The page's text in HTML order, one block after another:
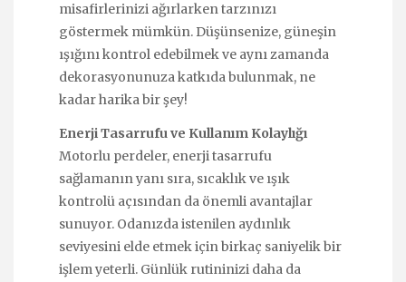
misafirlerinizi ağırlarken tarzınızı
göstermek mümkün. Düşünsenize, güneşin
ışığını kontrol edebilmek ve aynı zamanda
dekorasyonunuza katkıda bulunmak, ne
kadar harika bir şey!
Enerji Tasarrufu ve Kullanım Kolaylığı
Motorlu perdeler, enerji tasarrufu
sağlamanın yanı sıra, sıcaklık ve ışık
kontrolü açısından da önemli avantajlar
sunuyor. Odanızda istenilen aydınlık
seviyesini elde etmek için birkaç saniyelik bir
işlem yeterli. Günlük rutininizi daha da